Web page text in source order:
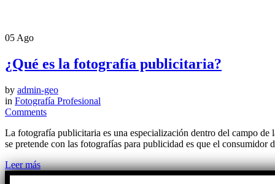
05 Ago
¿Qué es la fotografía publicitaria?
by admin-geo
in Fotografía Profesional
Comments
La fotografía publicitaria es una especialización dentro del campo
se pretende con las fotografías para publicidad es que el
Leer más